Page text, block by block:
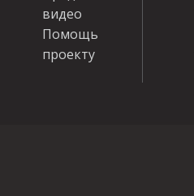
видео
Помощь
проекту